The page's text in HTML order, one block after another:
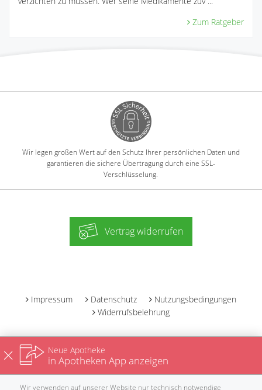
Zum Ratgeber
Wir legen großen Wert auf den Schutz Ihrer persönlichen Daten und
garantieren die sichere Übertragung durch eine SSL-
Verschlüsselung.
Vertrag widerrufen
Impressum Datenschutz
Nutzungsbedingungen
Widerrufsbelehrung
Neue Apotheke
in Apotheken App anzeigen
Wir verwenden auf unserer Website nur technisch notwendige